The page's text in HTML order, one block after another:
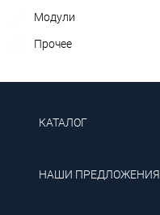
Модули
Прочее
КАТАЛОГ
НАШИ ПРЕДЛОЖЕНИЯ